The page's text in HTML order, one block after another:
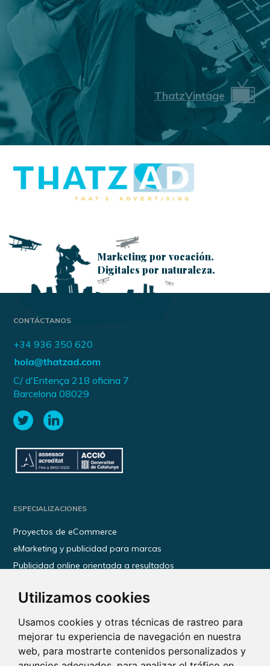
Utilizamos cookies
Usamos cookies y otras técnicas de rastreo para
mejorar tu experiencia de navegación en nuestra
web, para mostrarte contenidos personalizados y
ThatzVintage
Marketing por vocación.
Digitales por naturaleza.
CONTÁCTANOS
+34 936 350 620
C/ d'Entença 218 oficina 7
Barcelona 08029
ESPECIALIZACIONES
Proyectos de eCommerce
eMarketing y publicidad para marcas
Publicidad online orientada a resultados
Kit Digital
Kit Consulting
INFORMACIÓN